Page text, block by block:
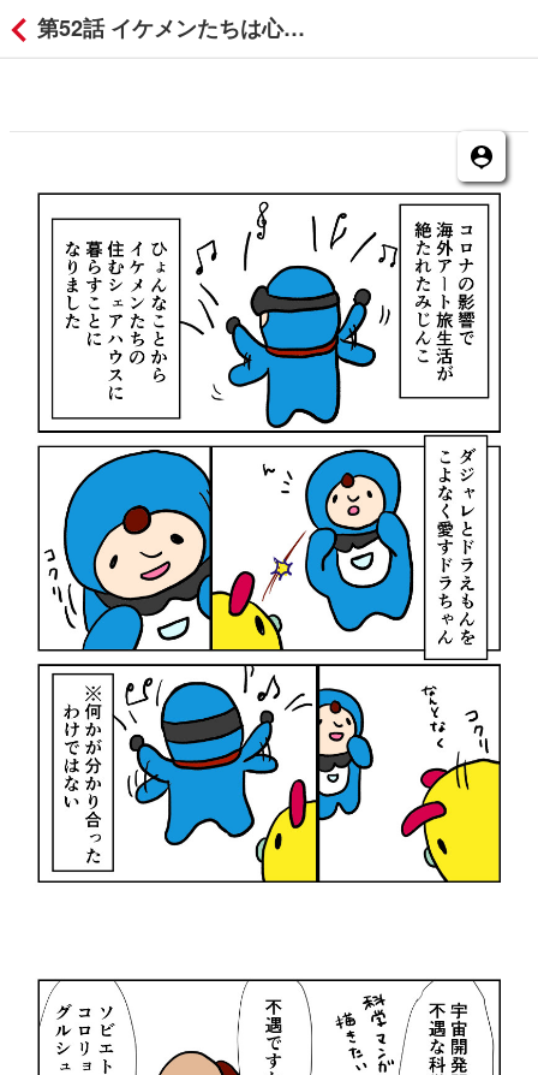
第52話 イケメンたちは心がイケメンなのですの付箋コメント